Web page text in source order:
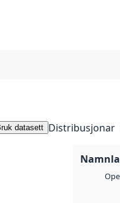
datasett Distribusjonar